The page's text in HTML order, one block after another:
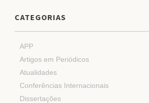
CATEGORIAS
APP
Artigos em Periódicos
Atualidades
Conferências Internacionais
Dissertações